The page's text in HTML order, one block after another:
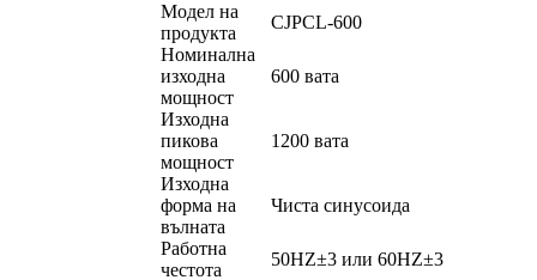
Модел на
продукта
CJPCL-600
Номинална
изходна
мощност
600 вата
Изходна
пикова
мощност
1200 вата
Изходна
форма на
вълната
Чиста синусоида
Работна
честота
50HZ±3 или 60HZ±3